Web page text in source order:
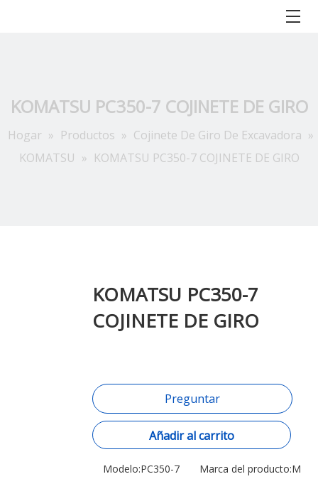
KOMATSU PC350-7 COJINETE DE GIRO
Hogar » Productos » Cojinete De Giro De Excavadora »
KOMATSU » KOMATSU PC350-7 COJINETE DE GIRO
KOMATSU PC350-7
COJINETE DE GIRO
Preguntar
Añadir al carrito
Modelo:PC350-7 Marca del producto:M